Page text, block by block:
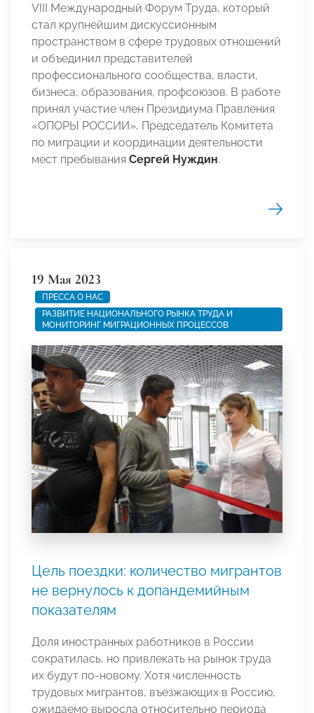
VIII Международный Форум Труда, который
стал крупнейшим дискуссионным
пространством в сфере трудовых отношений
и объединил представителей
профессионального сообщества, власти,
бизнеса, образования, профсоюзов. В работе
принял участие член Президиума Правления
«ОПОРЫ РОССИИ», Председатель Комитета
по миграции и координации деятельности
мест пребывания Сергей Нуждин.
19 Мая 2023
ПРЕССА О НАС
РАЗВИТИЕ НАЦИОНАЛЬНОГО РЫНКА ТРУДА И
МОНИТОРИНГ МИГРАЦИОННЫХ ПРОЦЕССОВ
Цель поездки: количество мигрантов
не вернулось к допандемийным
показателям
Доля иностранных работников в России
сократилась, но привлекать на рынок труда
их будут по-новому. Хотя численность
трудовых мигрантов, въезжающих в Россию,
ожидаемо выросла относительно периода